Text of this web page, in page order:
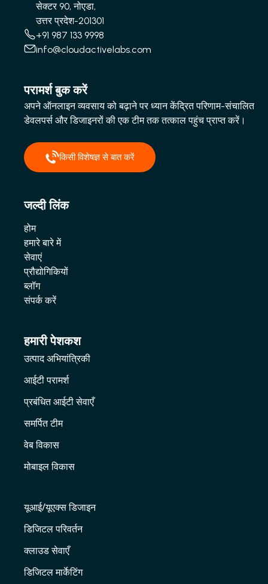
सेक्टर 90, नोएडा,
उत्तर प्रदेश-201301
+91 987 133 9998
info@cloudactivelabs.com
परामर्श बुक करें
अपने ऑनलाइन व्यवसाय को बढ़ाने पर ध्यान केंद्रित परिणाम-संचालित
डेवलपर्स और डिजाइनरों की एक टीम तक तत्काल पहुंच प्राप्त करें।
किसी विशेषज्ञ से बात करें
जल्दी लिंक
होम
हमारे बारे में
सेवाएं
प्रौद्योगिकियों
ब्लॉग
संपर्क करें
हमारी पेशकश
उत्पाद अभियांत्रिकी
आईटी परामर्श
प्रबंधित आईटी सेवाएँ
समर्पित टीम
वेब विकास
मोबाइल विकास
यूआई/यूएक्स डिजाइन
डिजिटल परिवर्तन
क्लाउड सेवाएँ
डिजिटल मार्केटिंग